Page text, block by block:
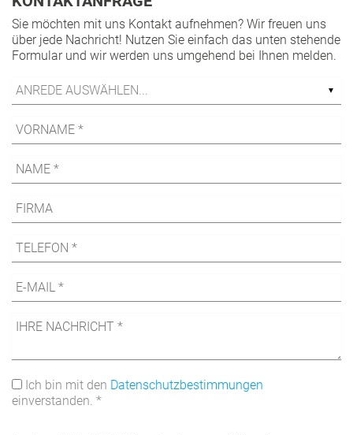
Sie möchten mit uns Kontakt aufnehmen? Wir freuen uns
über jede Nachricht! Nutzen Sie einfach das unten stehende
Formular und wir werden uns umgehend bei Ihnen melden.
Ich bin mit den Datenschutzbestimmungen
einverstanden. *